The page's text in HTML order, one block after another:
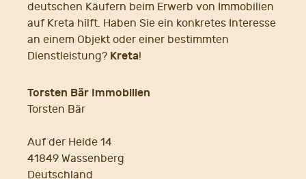
deutschen Käufern beim Erwerb von Immobilien
auf Kreta hilft. Haben Sie ein konkretes Interesse
an einem Objekt oder einer bestimmten
Dienstleistung? Kreta!
Torsten Bär Immobilien
Torsten Bär
Auf der Heide 14
41849 Wassenberg
Deutschland